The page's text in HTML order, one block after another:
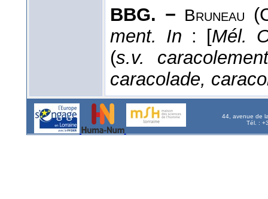
BBG. − Bruneau
ment. In : [Mél.
(s.v. caracolement
caracolade,
44, avenue de
Tél. :